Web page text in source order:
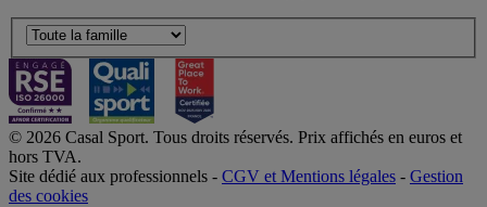
© 2026 Casal Sport. Tous droits réservés. Prix affichés en euros et
hors TVA.
Site dédié aux professionnels - CGV et Mentions légales - Gestion
des cookies